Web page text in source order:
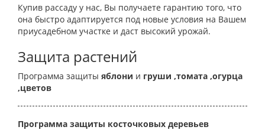
Купив рассаду у нас, Вы получаете гарантию того, что
она быстро адаптируется под новые условия на Вашем
приусадебном участке и даст высокий урожай.
Защита растений
Программа защиты яблони и груши ,томата ,огурца
,цветов
Программа защиты косточковых деревьев